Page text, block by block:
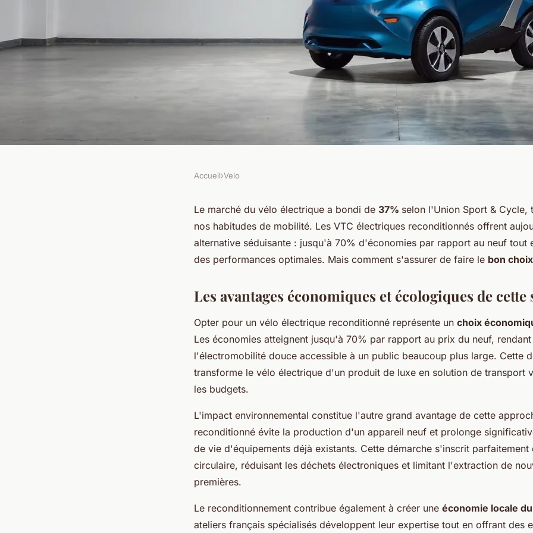
VTC électrique reconditionné : la
qualité à petit prix !
Accueil›Velo
Le marché du vélo électrique a bondi de 37% selon l'Union Sport & Cycle,
nos habitudes de mobilité. Les VTC électriques reconditionnés offrent
alternative séduisante : jusqu'à 70% d'économies par rapport au neuf tout
des performances optimales. Mais comment s'assurer de faire le bon choix
Les avantages économiques et écologiques de
Opter pour un vélo électrique reconditionné représente un choix
Les économies atteignent jusqu'à 70% par rapport au prix du neuf, rendant
l'électromobilité douce accessible à un public beaucoup plus large. Cette
transforme le vélo électrique d'un produit de luxe en solution de transport
les budgets.
L'impact environnemental constitue l'autre grand avantage de cette
reconditionné évite la production d'un appareil neuf et prolonge
de vie d'équipements déjà existants. Cette démarche s'inscrit
circulaire, réduisant les déchets électroniques et limitant l'extraction de
premières.
Le reconditionnement contribue également à créer une économie locale
ateliers français spécialisés développent leur expertise tout en offrant des